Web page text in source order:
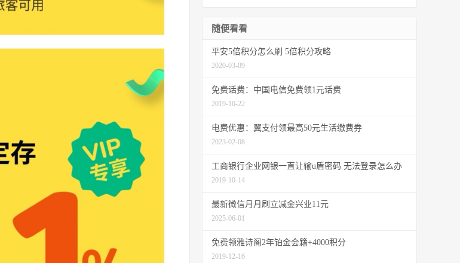
随便看看
平安5倍积分怎么刷 5倍积分攻略
2020-03-09
免费话费：中国电信免费领1元话费
2019-10-22
电费优惠：翼支付领最高50元生活缴费券
2023-02-08
工商银行企业网银一直让输u盾密码 无法登录怎么办
2019-10-14
最新微信月月刷立减金兴业11元
2025-06-01
免费领雅诗阁2年铂金会籍+4000积分
2019-12-16